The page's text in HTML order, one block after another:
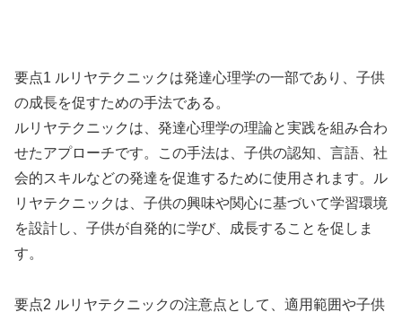
要点1 ルリヤテクニックは発達心理学の一部であり、子供
の成長を促すための手法である。
ルリヤテクニックは、発達心理学の理論と実践を組み合わ
せたアプローチです。この手法は、子供の認知、言語、社
会的スキルなどの発達を促進するために使用されます。ル
リヤテクニックは、子供の興味や関心に基づいて学習環境
を設計し、子供が自発的に学び、成長することを促しま
す。
要点2 ルリヤテクニックの注意点として、適用範囲や子供